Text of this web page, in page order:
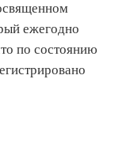
ежегодно
по состоянию